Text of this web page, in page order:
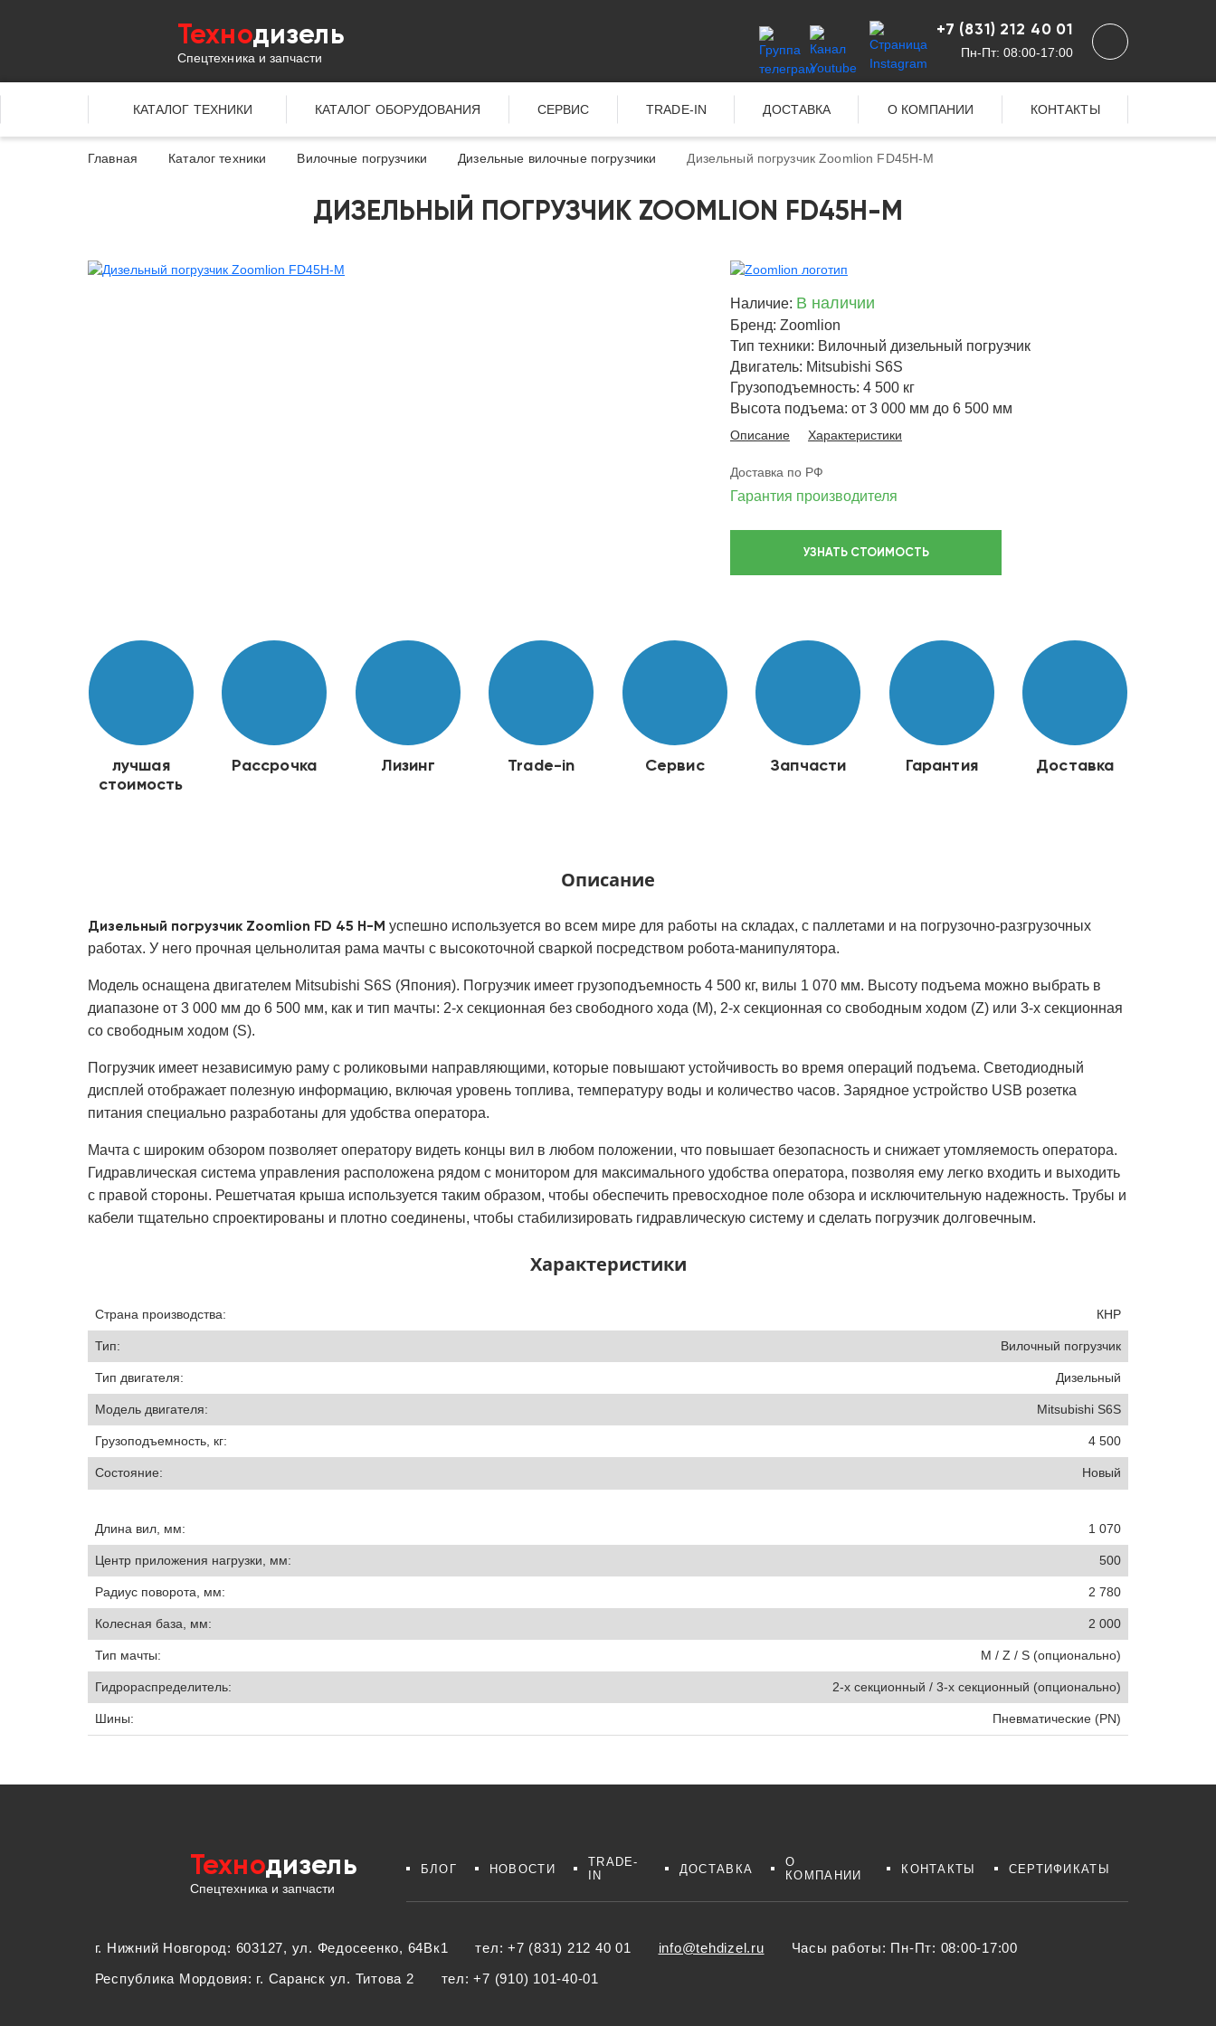
Технодизель
Спецтехника и запчасти
+7 (831) 212 40 01
Пн-Пт: 08:00-17:00
КАТАЛОГ ТЕХНИКИ КАТАЛОГ ОБОРУДОВАНИЯ СЕРВИС TRADE-IN ДОСТАВКА О КОМПАНИИ КОНТАКТЫ
Главная Каталог техники Вилочные погрузчики Дизельные вилочные погрузчики Дизельный погрузчик Zoomlion FD45H-M
ДИЗЕЛЬНЫЙ ПОГРУЗЧИК ZOOMLION FD45H-M
Наличие: В наличии
Бренд: Zoomlion
Тип техники: Вилочный дизельный погрузчик
Двигатель: Mitsubishi S6S
Грузоподъемность: 4 500 кг
Высота подъема: от 3 000 мм до 6 500 мм
Описание Характеристики
Доставка по РФ
Гарантия производителя
УЗНАТЬ СТОИМОСТЬ
лучшая
стоимость
Рассрочка Лизинг Trade-in Сервис Запчасти Гарантия Доставка
Описание
Дизельный погрузчик Zoomlion FD 45 H-M успешно используется во всем мире для работы на складах, с паллетами и на погрузочно-разгрузочных
работах. У него прочная цельнолитая рама мачты с высокоточной сваркой посредством робота-манипулятора.
Модель оснащена двигателем Mitsubishi S6S (Япония). Погрузчик имеет грузоподъемность 4 500 кг, вилы 1 070 мм. Высоту подъема можно выбрать в
диапазоне от 3 000 мм до 6 500 мм, как и тип мачты: 2-х секционная без свободного хода (M), 2-х секционная со свободным ходом (Z) или 3-х секционная
со свободным ходом (S).
Погрузчик имеет независимую раму с роликовыми направляющими, которые повышают устойчивость во время операций подъема. Светодиодный
дисплей отображает полезную информацию, включая уровень топлива, температуру воды и количество часов. Зарядное устройство USB розетка
питания специально разработаны для удобства оператора.
Мачта с широким обзором позволяет оператору видеть концы вил в любом положении, что повышает безопасность и снижает утомляемость оператора.
Гидравлическая система управления расположена рядом с монитором для максимального удобства оператора, позволяя ему легко входить и выходить
с правой стороны. Решетчатая крыша используется таким образом, чтобы обеспечить превосходное поле обзора и исключительную надежность. Трубы и
кабели тщательно спроектированы и плотно соединены, чтобы стабилизировать гидравлическую систему и сделать погрузчик долговечным.
Характеристики
Страна производства: КНР
Тип: Вилочный погрузчик
Тип двигателя: Дизельный
Модель двигателя: Mitsubishi S6S
Грузоподъемность, кг: 4 500
Состояние: Новый
Длина вил, мм: 1 070
Центр приложения нагрузки, мм: 500
Радиус поворота, мм: 2 780
Колесная база, мм: 2 000
Тип мачты: M / Z / S (опционально)
Гидрораспределитель: 2-х секционный / 3-х секционный (опционально)
Шины: Пневматические (PN)
Технодизель
Спецтехника и запчасти
БЛОГ НОВОСТИ
TRADE-
IN
ДОСТАВКА
О
КОМПАНИИ
КОНТАКТЫ СЕРТИФИКАТЫ
г. Нижний Новгород: 603127, ул. Федосеенко, 64Вк1 тел: +7 (831) 212 40 01 info@tehdizel.ru
Часы работы: Пн-Пт: 08:00-17:00
Республика Мордовия: г. Саранск ул. Титова 2
тел:+7 (910) 101-40-01